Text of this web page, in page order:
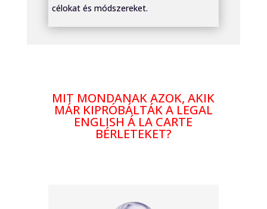
célokat és módszereket.
MIT MONDANAK AZOK, AKIK
MÁR KIPRÓBÁLTÁK A LEGAL
ENGLISH Á LA CARTE
BÉRLETEKET?